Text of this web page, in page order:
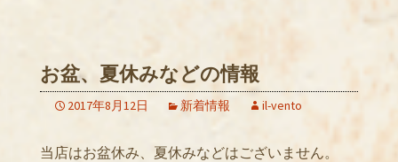
お盆、夏休みなどの情報
2017年8月12日 新着情報 il-vento
当店はお盆休み、夏休みなどはございません。